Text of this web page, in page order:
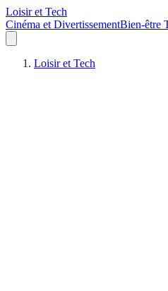
Loisir et Tech
Cinéma et DivertissementBien-être
Loisir et Tech